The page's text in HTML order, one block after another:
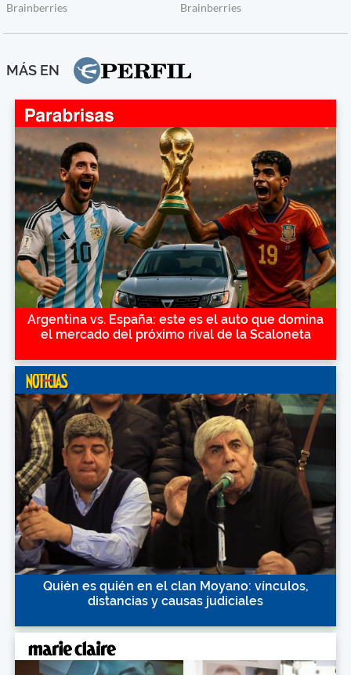
MÁS EN
Argentina vs. España: este es el auto que domina
el mercado del próximo rival de la Scaloneta
Quién es quién en el clan Moyano: vínculos,
distancias y causas judiciales